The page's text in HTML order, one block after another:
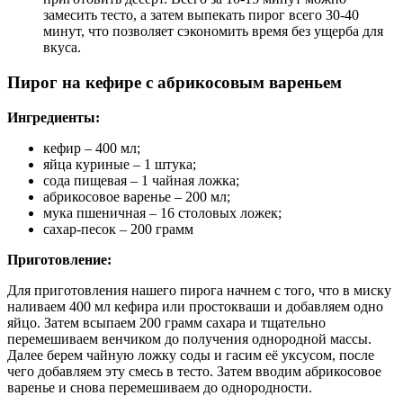
замесить тесто, а затем выпекать пирог всего 30-40
минут, что позволяет сэкономить время без ущерба для
вкуса.
Пирог на кефире с абрикосовым вареньем
Ингредиенты:
кефир – 400 мл;
яйца куриные – 1 штука;
сода пищевая – 1 чайная ложка;
абрикосовое варенье – 200 мл;
мука пшеничная – 16 столовых ложек;
сахар-песок – 200 грамм
Приготовление:
Для приготовления нашего пирога начнем с того, что в миску
наливаем 400 мл кефира или простокваши и добавляем одно
яйцо. Затем всыпаем 200 грамм сахара и тщательно
перемешиваем венчиком до получения однородной массы.
Далее берем чайную ложку соды и гасим её уксусом, после
чего добавляем эту смесь в тесто. Затем вводим абрикосовое
варенье и снова перемешиваем до однородности.